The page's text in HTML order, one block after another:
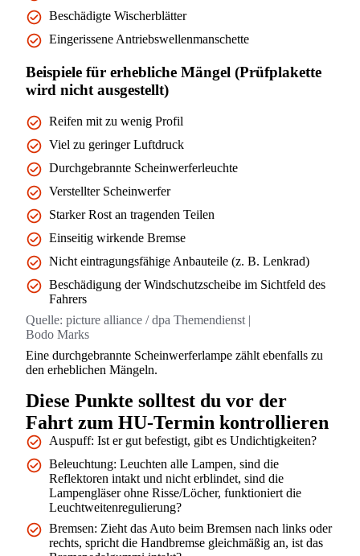
Beschädigte Wischerblätter
Eingerissene Antriebswellenmanschette
Beispiele für erhebliche Mängel (Prüfplakette
wird nicht ausgestellt)
Reifen mit zu wenig Profil
Viel zu geringer Luftdruck
Durchgebrannte Scheinwerferleuchte
Verstellter Scheinwerfer
Starker Rost an tragenden Teilen
Einseitig wirkende Bremse
Nicht eintragungsfähige Anbauteile (z. B. Lenkrad)
Beschädigung der Windschutzscheibe im Sichtfeld des
Fahrers
Quelle: picture alliance / dpa Themendienst |
Bodo Marks
Eine durchgebrannte Scheinwerferlampe zählt ebenfalls zu
den erheblichen Mängeln.
Diese Punkte solltest du vor der
Fahrt zum HU-Termin kontrollieren
Auspuff: Ist er gut befestigt, gibt es Undichtigkeiten?
Beleuchtung: Leuchten alle Lampen, sind die
Reflektoren intakt und nicht erblindet, sind die
Lampengläser ohne Risse/Löcher, funktioniert die
Leuchtweitenregulierung?
Bremsen: Zieht das Auto beim Bremsen nach links oder
rechts, spricht die Handbremse gleichmäßig an, ist das